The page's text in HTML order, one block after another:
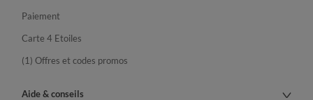
Paiement
Carte 4 Etoiles
(1) Offres et codes promos
Aide & conseils